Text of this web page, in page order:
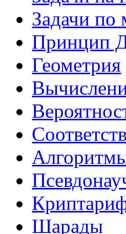
Задачи по
Принцип
Геометрия
Шарады